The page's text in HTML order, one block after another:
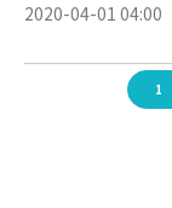
2020-04-01 04:00
1